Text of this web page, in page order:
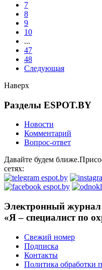
7
8
9
10
...
47
48
Следующая
Наверх
Разделы ESPOT.BY
Новости
Комментарий
Вопрос-ответ
Давайте будем
сетях:
Электронный журнал
«Я – специалист по
Свежий номер
Подписка
Контакты
Политика обработки